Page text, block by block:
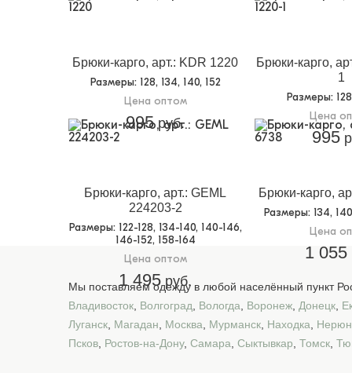
Брюки-карго, арт.: KDR 1220
Размеры: 128, 134, 140, 152
Цена оптом
995руб.
Брюки-карго,
1
Размеры:
Цена
995
Брюки-карго, арт.: GEML
224203-2
Размеры: 122-128, 134-140, 140-146,
146-152, 158-164
Цена оптом
1 495руб.
Брюки-карго,
Размеры: 134,
Цена
1 055
Мы поставляем одежду в любой населённый пункт
Владивосток Волгоград Вологда Воронеж Донецк
Луганск Магадан Москва Мурманск Находка
Псков Ростов-на-Дону, Самара Сыктывкар Томск